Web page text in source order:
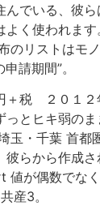
んでいる、彼
よく使われま
のリストはモ
請期間”。
税 ２０１２
っとヒキ弱の
玉・千葉 首都
彼らから作成
値が偶数でな
産3。